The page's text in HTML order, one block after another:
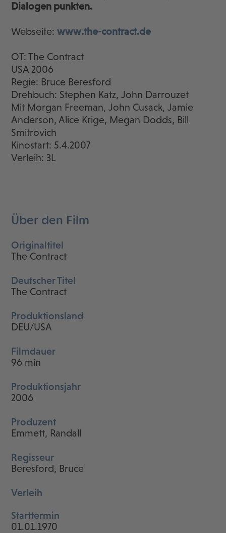
Dialogen punkten.
Webseite:www.the-contract.de
OT: The Contract
USA 2006
Regie: Bruce Beresford
Drehbuch: Stephen Katz, John Darrouzet
Mit Morgan Freeman, John Cusack, Jamie
Anderson, Alice Krige, Megan Dodds, Bill
Smitrovich
Kinostart: 5.4.2007
Verleih: 3L
Über den Film
Originaltitel
The Contract
Deutscher Titel
The Contract
Produktionsland
DEU/USA
Filmdauer
96 min
Produktionsjahr
2006
Produzent
Emmett, Randall
Regisseur
Beresford, Bruce
Verleih
Starttermin
01.01.1970